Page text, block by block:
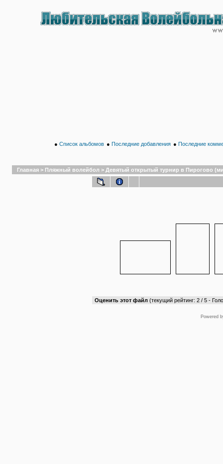
● Список альбомов ● Последние добавления ● Последние
Главная > Пляжный волейбол > Девятый открытый турнир в Пирогово
Оценить этот файл (текущий рейтинг: 2 / 5 -
Powered